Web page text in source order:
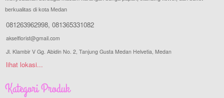
berkualitas di kota Medan
081263962998, 081365331082
akselflorist@gmail.com
Jl. Klambir V Gg. Abidin No. 2, Tanjung Gusta Medan Helvetia, Medan
lihat lokasi...
Kategori Produk